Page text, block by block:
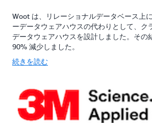
Woot は、リレーショナルデータベース上
ーデータウェアハウスの代わりとして、ク
データウェアハウスを設計しました。その
90% 減少しました。
続きを読む